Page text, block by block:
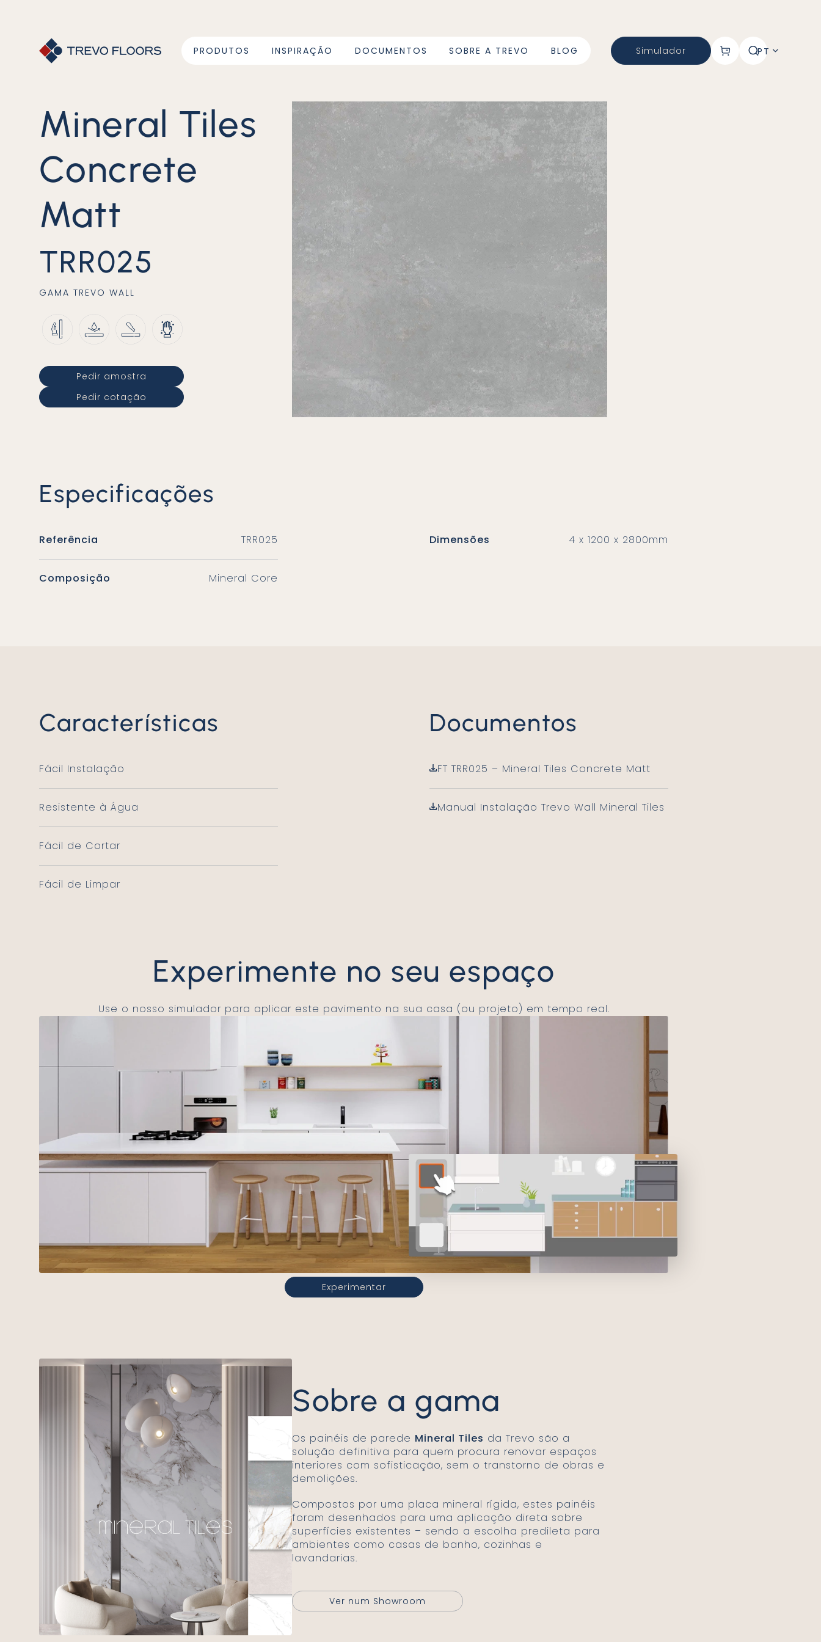
PRODUTOS INSPIRAÇÃO DOCUMENTOS SOBRE A TREVO BLOG Simulador PT
Mineral Tiles
Concrete
Matt
TRR025
GAMA TREVO WALL
Pedir amostra
Pedir cotação
Especificações
Referência TRR025
Composição Mineral Core
Dimensões 4 x 1200 x 2800mm
Características
Fácil Instalação
Resistente à Água
Fácil de Cortar
Fácil de Limpar
Documentos
FT TRR025 – Mineral Tiles Concrete Matt
Manual Instalação Trevo Wall Mineral Tiles
Experimente no seu espaço
Use o nosso simulador para aplicar este pavimento na sua casa (ou projeto) em tempo real.
Experimentar
Sobre a gama
Os painéis de parede Mineral Tiles da Trevo são a
solução definitiva para quem procura renovar espaços
interiores com sofisticação, sem o transtorno de obras e
demolições.
Compostos por uma placa mineral rígida, estes painéis
foram desenhados para uma aplicação direta sobre
superfícies existentes – sendo a escolha predileta para
ambientes como casas de banho, cozinhas e
lavandarias.
Ver num Showroom